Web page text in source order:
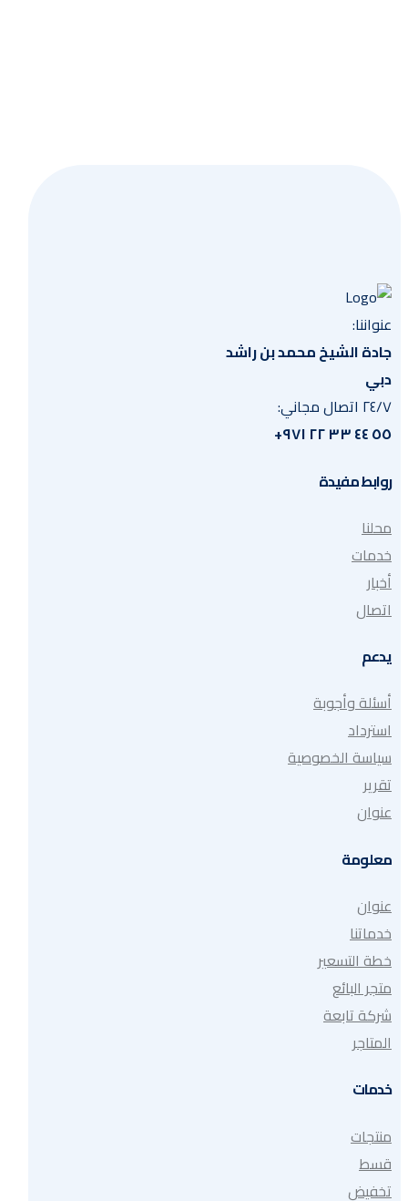
عنواننا:
جادة الشيخ محمد بن راشد
دبي
٢٤/٧ اتصال مجاني:
٥٥ ٤٤ ٣٣ ٢٢ ٩٧١+
روابط مفيدة
محلنا
خدمات
أخبار
اتصال
يدعم
أسئلة وأجوبة
استرداد
سياسة الخصوصية
تقرير
عنوان
معلومة
عنوان
خدماتنا
خطة التسعير
متجر البائع
شركة تابعة
المتاجر
خدمات
منتجات
قسط
تخفيض